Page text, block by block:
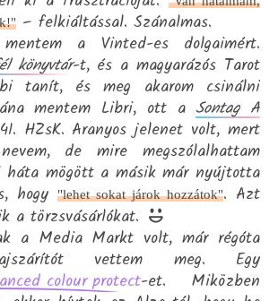
– felkiáltással. Szánalmas.
a Vinted-es dolgaimért.
könyvtár-t, és a magyarázós Tarot
tanít, és meg akarom csinálni
mentem Libri, ott aSontag A
HZsK. Aranyos jelenet volt, mert
de mire megszólalhattam
háta mögött a másik már nyújtotta
hogy
"lehet sokat járok hozzátok". Azt
a törzsvásárlókat.
a Media Markt volt, már régóta
vettem meg. Egy
colour protect-et. Miközben